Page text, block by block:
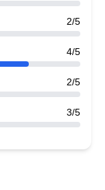
2/5
4/5
2/5
3/5